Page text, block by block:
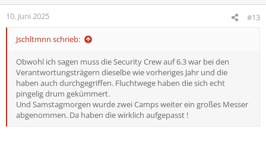
n
10. Juni 2025 #13
Jschltmnn schrieb:
Obwohl ich sagen muss die Security Crew auf 6.3 war bei den
Verantwortungsträgern dieselbe wie vorheriges Jahr und die
haben auch durchgegriffen. Fluchtwege haben die sich echt
pingelig drum gekümmert.
Und Samstagmorgen wurde zwei Camps weiter ein großes Messer
abgenommen. Da haben die wirklich aufgepasst !